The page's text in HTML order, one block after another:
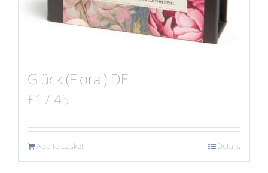
Glück (Floral) DE
£17.45
Add to basket Details